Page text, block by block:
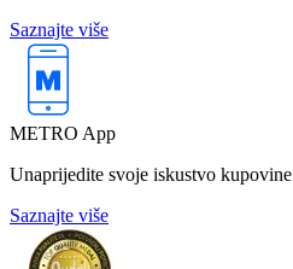
Saznajte više
METRO App
Unaprijedite svoje iskustvo kupovine
Saznajte više